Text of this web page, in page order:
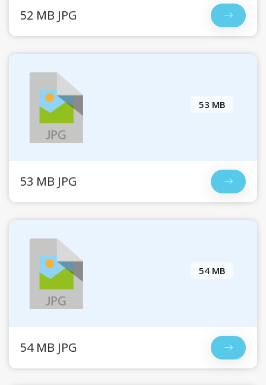
52 MB JPG
53 MB
53 MB JPG
54 MB
54 MB JPG